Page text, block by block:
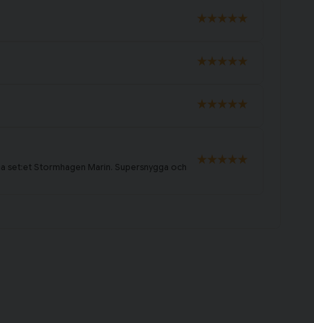
Stormhagen Marin. Supersnygga och